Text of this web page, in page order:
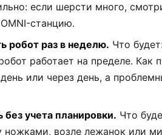
если шерсти много,
станцию.
робот раз в неделю. Что
работает на пределе. Как
или через день, а
учета планировки. Что
ножками, возле лежанок или